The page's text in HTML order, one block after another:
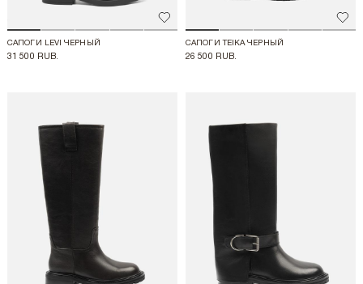
Добавить в избранное
САПОГИ LEVI ЧЕРНЫЙ
31 500 RUB.
САПОГИ TEIKA ЧЕРНЫЙ
26 500 RUB.